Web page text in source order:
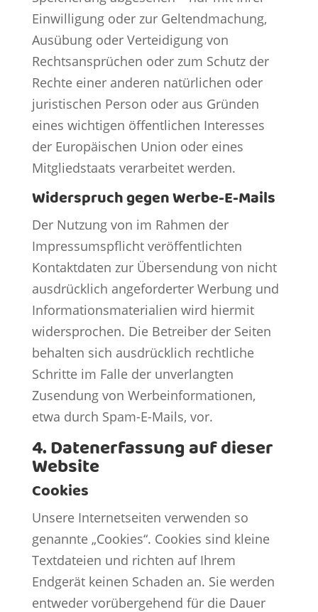
Einwilligung oder zur Geltendmachung,
Ausübung oder Verteidigung von
Rechtsansprüchen oder zum Schutz der
Rechte einer anderen natürlichen oder
juristischen Person oder aus Gründen
eines wichtigen öffentlichen Interesses
der Europäischen Union oder eines
Mitgliedstaats verarbeitet werden.
Widerspruch gegen Werbe-E-Mails
Der Nutzung von im Rahmen der
Impressumspflicht veröffentlichten
Kontaktdaten zur Übersendung von nicht
ausdrücklich angeforderter Werbung und
Informationsmaterialien wird hiermit
widersprochen. Die Betreiber der Seiten
behalten sich ausdrücklich rechtliche
Schritte im Falle der unverlangten
Zusendung von Werbeinformationen,
etwa durch Spam-E-Mails, vor.
4. Datenerfassung auf dieser
Website
Cookies
Unsere Internetseiten verwenden so
genannte „Cookies“. Cookies sind kleine
Textdateien und richten auf Ihrem
Endgerät keinen Schaden an. Sie werden
entweder vorübergehend für die Dauer